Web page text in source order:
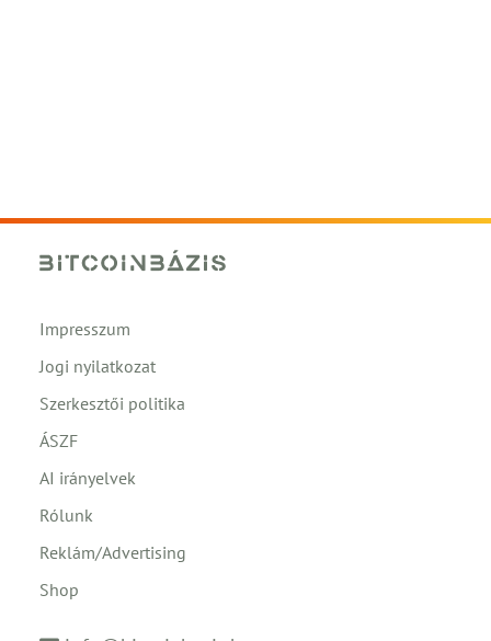
Impresszum
Jogi nyilatkozat
Szerkesztői politika
ÁSZF
AI irányelvek
Rólunk
Reklám/Advertising
Shop